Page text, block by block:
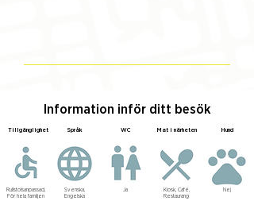
Information inför ditt besök
Tillgänglighet Språk WC Mat i närheten Hund
Rullstolsanpassad,
För hela familjen
Svenska,
Engelska
Ja
Kiosk, Café,
Restaurang
Nej